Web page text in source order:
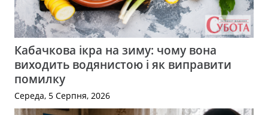
Кабачкова ікра на зиму: чому вона
виходить водянистою і як виправити
помилку
Середа, 5 Серпня, 2026